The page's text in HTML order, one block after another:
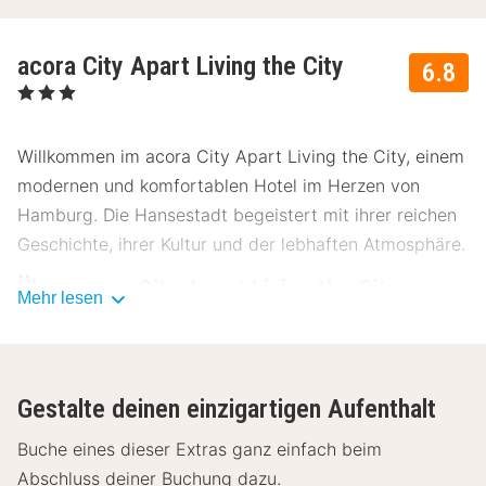
6.8
acora City Apart Living the City
, 3 Sterne
Willkommen im acora City Apart Living the City, einem
modernen und komfortablen Hotel im Herzen von
Hamburg. Die Hansestadt begeistert mit ihrer reichen
Geschichte, ihrer Kultur und der lebhaften Atmosphäre.
Über acora City Apart Living the City
Einrichtungen acora City Apart Living the
City
Mehr lesen
Gestalte deinen einzigartigen Aufenthalt
Buche eines dieser Extras ganz einfach beim
Abschluss deiner Buchung dazu.